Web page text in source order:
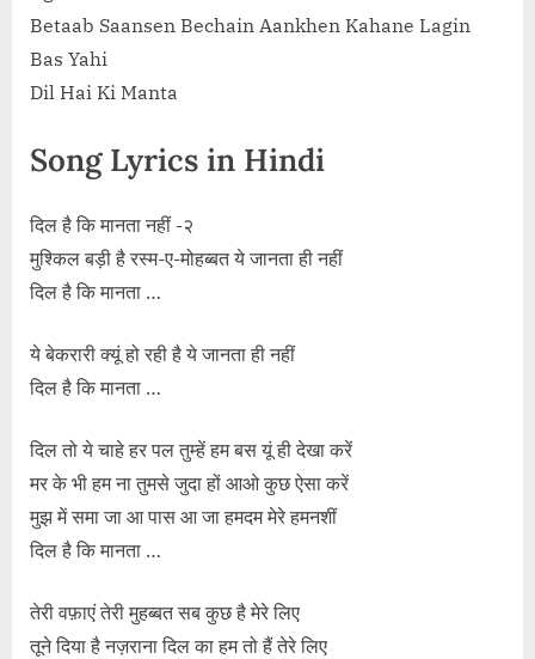
Betaab Saansen Bechain Aankhen Kahane Lagin
Bas Yahi
Dil Hai Ki Manta
Song Lyrics in Hindi
दिल है कि मानता नहीं -२
मुश्किल बड़ी है रस्म-ए-मोहब्बत ये जानता ही नहीं
दिल है कि मानता …
ये बेकरारी क्यूं हो रही है ये जानता ही नहीं
दिल है कि मानता …
दिल तो ये चाहे हर पल तुम्हें हम बस यूं ही देखा करें
मर के भी हम ना तुमसे जुदा हों आओ कुछ ऐसा करें
मुझ में समा जा आ पास आ जा हमदम मेरे हमनशीं
दिल है कि मानता …
तेरी वफ़ाएं तेरी मुहब्बत सब कुछ है मेरे लिए
तूने दिया है नज़राना दिल का हम तो हैं तेरे लिए